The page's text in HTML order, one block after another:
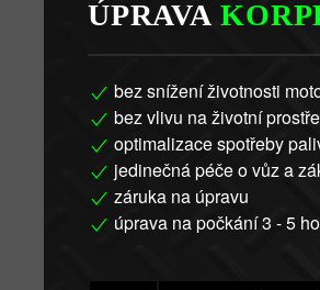
ÚPRAVA
bez snížení životnosti
bez vlivu na životní
optimalizace spotřeby
jedinečná péče o vůz a
záruka na úpravu
úprava na počkání 3 - 5